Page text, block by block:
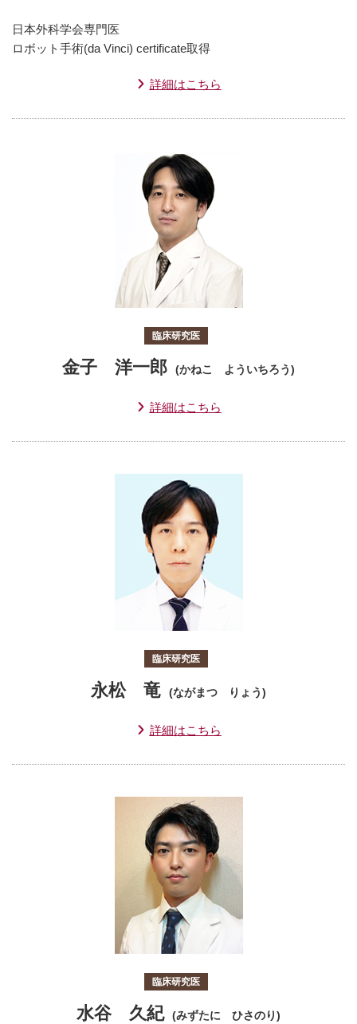
日本外科学会専門医
ロボット手術(da Vinci) certificate取得
詳細はこちら
臨床研究医
金子 洋一郎 (かねこ よういちろう)
詳細はこちら
臨床研究医
永松 竜 (ながまつ りょう)
詳細はこちら
臨床研究医
水谷 久紀 (みずたに ひさのり)